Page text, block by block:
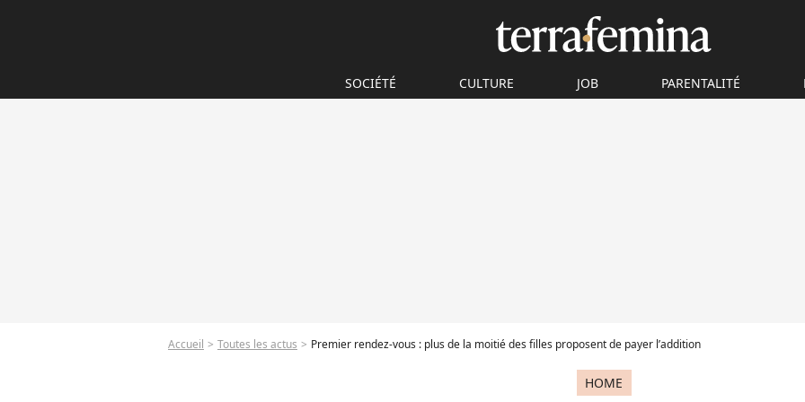
SOCIÉTÉ CULTURE JOB PARENTALITÉ
Accueil Toutes les actus Premier rendez-vous : plus de la moitié des filles proposent de payer l’addition
HOME